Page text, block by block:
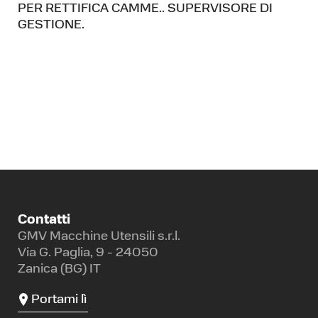
PER RETTIFICA CAMME.. SUPERVISORE DI
GESTIONE.
Contatti
GMV Macchine Utensili s.r.l.
Via G. Paglia, 9 - 24050
Zanica (BG) IT
Portami lì